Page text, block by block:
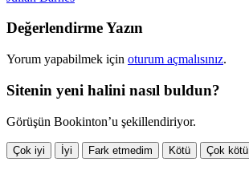
Değerlendirme Yazın
Yorum yapabilmek için oturum açmalısınız.
Sitenin yeni halini nasıl buldun?
Görüşün Bookinton’u şekillendiriyor.
Çok iyi İyi Fark etmedim Kötü Çok kötü